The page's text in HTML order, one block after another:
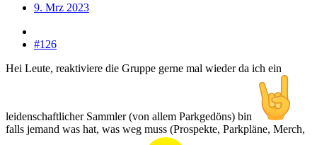
9. Mrz 2023
#126
Hei Leute, reaktiviere die Gruppe gerne mal wieder da ich ein
leidenschaftlicher Sammler (von allem Parkgedöns) bin
falls jemand was hat, was weg muss (Prospekte, Parkpläne, Merch,